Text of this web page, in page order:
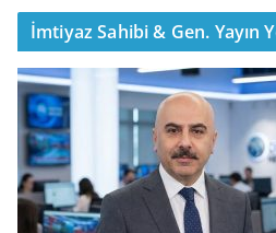
İmtiyaz Sahibi & Gen. Yayın